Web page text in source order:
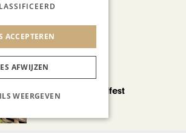
Noorbeek Foodfest
ACCEPTEREN
AFWIJZEN
WEERGEVEN